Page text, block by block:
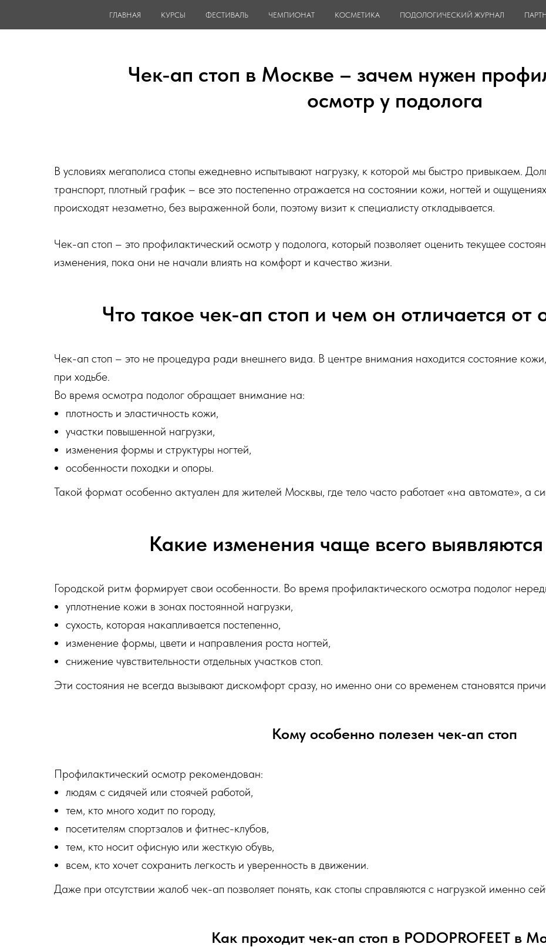
ГЛАВНАЯ КУРСЫ ФЕСТИВАЛЬ ЧЕМПИОНАТ КОСМЕТИКА ПОДОЛОГИЧЕСКИЙ ЖУРНАЛ
Чек-ап стоп в Москве – зачем нужен
осмотр у подолога
В условиях мегаполиса стопы ежедневно испытывают нагрузку, к которой мы быстро привыкаем.
транспорт, плотный график – все это постепенно отражается на состоянии кожи, ногтей и
происходят незаметно, без выраженной боли, поэтому визит к специалисту откладывается.
Чек-ап стоп – это профилактический осмотр у подолога, который позволяет оценить текущее
изменения, пока они не начали влиять на комфорт и качество жизни.
Что такое чек-ап стоп и чем он отличается от
Чек-ап стоп – это не процедура ради внешнего вида. В центре внимания находится состояние
при ходьбе.
Во время осмотра подолог обращает внимание на:
плотность и эластичность кожи,
участки повышенной нагрузки,
изменения формы и структуры ногтей,
особенности походки и опоры.
Такой формат особенно актуален для жителей Москвы, где тело часто работает «на автомате», а
Какие изменения чаще всего
Городской ритм формирует свои особенности. Во время профилактического осмотра подолог
уплотнение кожи в зонах постоянной нагрузки,
сухость, которая накапливается постепенно,
изменение формы, цвети и направления роста ногтей,
снижение чувствительности отдельных участков стоп.
Эти состояния не всегда вызывают дискомфорт сразу, но именно они со временем становятся
Кому особенно полезен чек-ап стоп
Профилактический осмотр рекомендован:
людям с сидячей или стоячей работой,
тем, кто много ходит по городу,
посетителям спортзалов и фитнес-клубов,
тем, кто носит офисную или жесткую обувь,
всем, кто хочет сохранить легкость и уверенность в движении.
Даже при отсутствии жалоб чек-ап позволяет понять, как стопы справляются с нагрузкой именно
Как проходит чек-ап стоп в PODOPROFEET в